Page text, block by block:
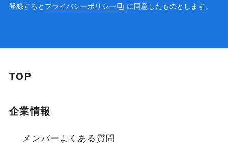
登録すると プライバシーポリシー に同意したものとします。
TOP
企業情報
メンバー よくある質問